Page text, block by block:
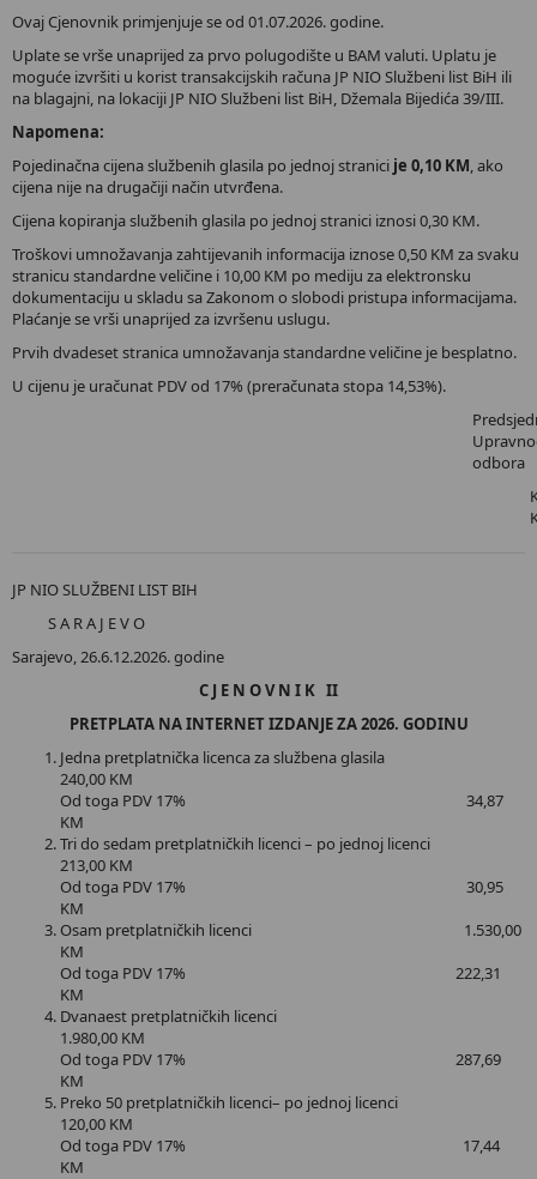
Ovaj Cjenovnik primjenjuje se od 01.07.2026. godine.
Uplate se vrše unaprijed za prvo polugodište u BAM valuti. Uplatu je
moguće izvršiti u korist transakcijskih računa JP NIO Službeni list BiH ili
na blagajni, na lokaciji JP NIO Službeni list BiH, Džemala Bijedića 39/III.
Napomena:
Pojedinačna cijena službenih glasila po jednoj stranici je 0,10 KM, ako
cijena nije na drugačiji način utvrđena.
Cijena kopiranja službenih glasila po jednoj stranici iznosi 0,30 KM.
Troškovi umnožavanja zahtijevanih informacija iznose 0,50 KM za svaku
stranicu standardne veličine i 10,00 KM po mediju za elektronsku
dokumentaciju u skladu sa Zakonom o slobodi pristupa informacijama.
Plaćanje se vrši unaprijed za izvršenu uslugu.
Prvih dvadeset stranica umnožavanja standardne veličine je besplatno.
U cijenu je uračunat PDV od 17% (preračunata stopa 14,53%).
odbora
JP NIO SLUŽBENI LIST BIH
S A R A J E V O
Sarajevo, 26.6.12.2026. godine
C J E N O V N I K II
PRETPLATA NA INTERNET IZDANJE ZA 2026. GODINU
Jedna pretplatnička licenca za službena glasila
240,00 KM
Od toga PDV 17% 34,87
KM
Tri do sedam pretplatničkih licenci – po jednoj licenci
213,00 KM
Od toga PDV 17% 30,95
KM
Osam pretplatničkih licenci 1.530,00
KM
Od toga PDV 17% 222,31
KM
Dvanaest pretplatničkih licenci
1.980,00 KM
Od toga PDV 17% 287,69
KM
Preko 50 pretplatničkih licenci– po jednoj licenci
120,00 KM
Od toga PDV 17% 17,44
KM